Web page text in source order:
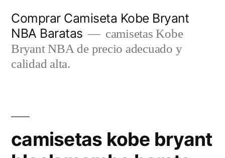
contenido
Comprar Camiseta Kobe Bryant
NBA Baratas
camisetas Kobe
Bryant NBA de precio adecuado y
calidad alta.
camisetas kobe bryant